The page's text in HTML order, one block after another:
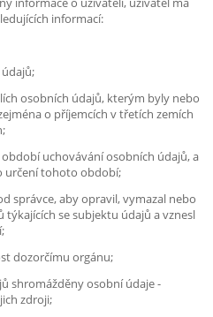
informací:
osobních údajů, kterým byly nebo
o příjemcích v třetích zemích
uchovávání osobních údajů, a
určení tohoto období;
správce, aby opravil, vymazal nebo
se subjektu údajů a vznesl
dozorčímu orgánu;
shromážděny osobní údaje -
zdroji;